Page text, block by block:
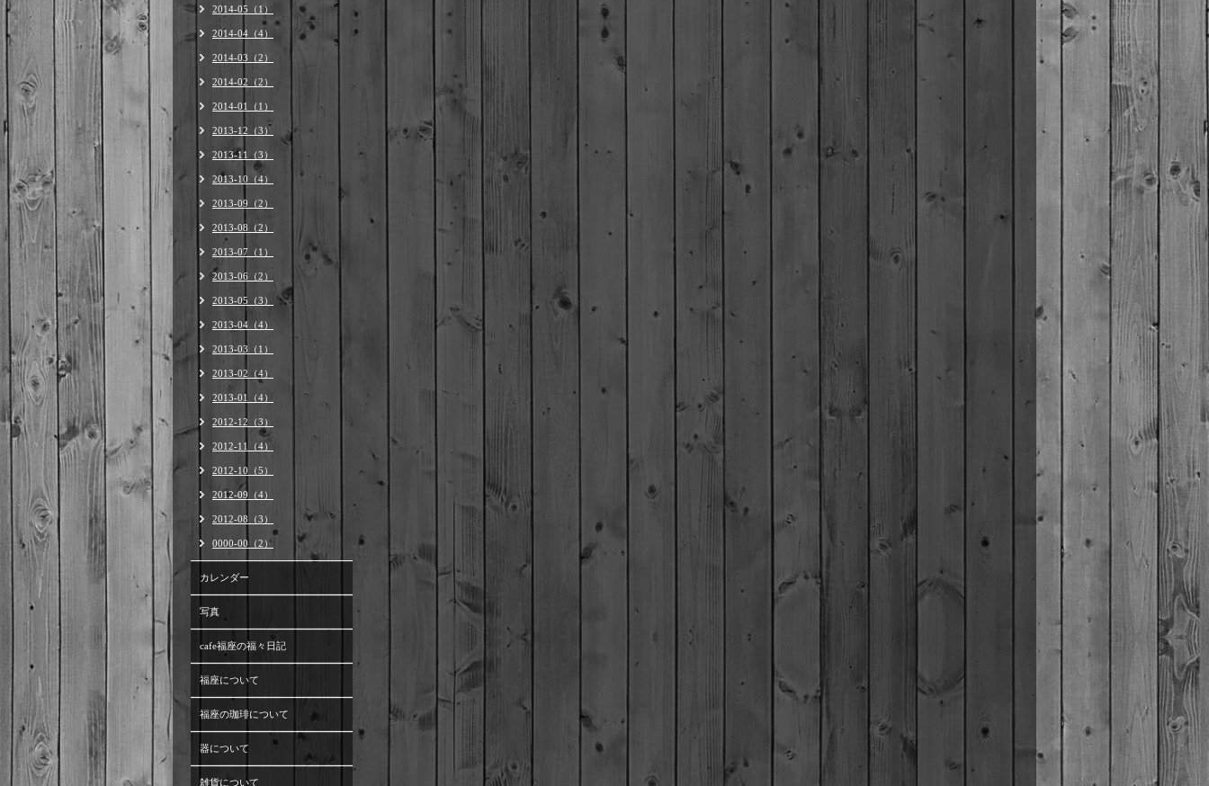
2014-05（1）
2014-04（4）
2014-03（2）
2014-02（2）
2014-01（1）
2013-12（3）
2013-11（3）
2013-10（4）
2013-09（2）
2013-08（2）
2013-07（1）
2013-06（2）
2013-05（3）
2013-04（4）
2013-03（1）
2013-02（4）
2013-01（4）
2012-12（3）
2012-11（4）
2012-10（5）
2012-09（4）
2012-08（3）
0000-00（2）
カレンダー
写真
cafe福座の福々日記
福座について
福座の珈琲について
器について
雑貨について